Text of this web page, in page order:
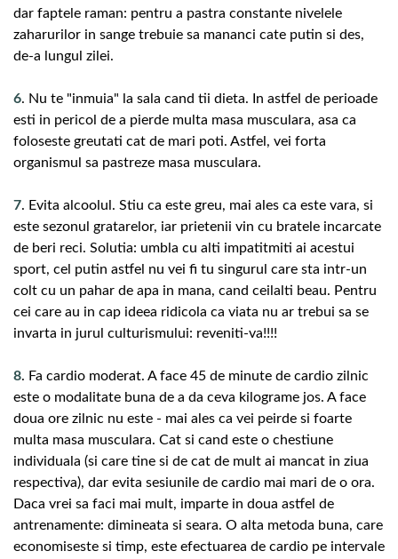
dar faptele raman: pentru a pastra constante nivelele
zaharurilor in sange trebuie sa mananci cate putin si des,
de-a lungul zilei.
6. Nu te "inmuia" la sala cand tii dieta. In astfel de perioade
esti in pericol de a pierde multa masa musculara, asa ca
foloseste greutati cat de mari poti. Astfel, vei forta
organismul sa pastreze masa musculara.
7. Evita alcoolul. Stiu ca este greu, mai ales ca este vara, si
este sezonul gratarelor, iar prietenii vin cu bratele incarcate
de beri reci. Solutia: umbla cu alti impatitmiti ai acestui
sport, cel putin astfel nu vei fi tu singurul care sta intr-un
colt cu un pahar de apa in mana, cand ceilalti beau. Pentru
cei care au in cap ideea ridicola ca viata nu ar trebui sa se
invarta in jurul culturismului: reveniti-va!!!!
8. Fa cardio moderat. A face 45 de minute de cardio zilnic
este o modalitate buna de a da ceva kilograme jos. A face
doua ore zilnic nu este - mai ales ca vei peirde si foarte
multa masa musculara. Cat si cand este o chestiune
individuala (si care tine si de cat de mult ai mancat in ziua
respectiva), dar evita sesiunile de cardio mai mari de o ora.
Daca vrei sa faci mai mult, imparte in doua astfel de
antrenamente: dimineata si seara. O alta metoda buna, care
economiseste si timp, este efectuarea de cardio pe intervale